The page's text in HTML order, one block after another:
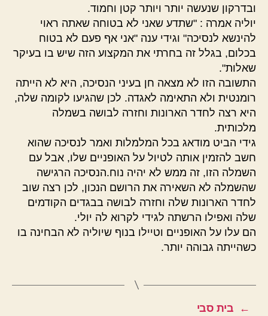
ובדרקון שנעשה יותר ויותר קטן וחמוד.
יוליה אמרה : "שתדע שאני לא בטוחה שאתה ראוי
להינשא לנסיכה" וגידי ענה "אני אף פעם לא בטוח
בכלום, בגלל זה בחרתי את המקצוע הזה שיש בו בעיקר
שאלות".
התשובה הזו לא מצאה חן בעיני הנסיכה, היא לא הייתה
רומנטית ולא התאימה לאגדה. לכן שהגיעו לקומה שלה,
היא רצה לחדר הארונות וחזרה לבושה בשמלה
מלכותית.
גידי הביט מודאג בכל המלמלות ואמר לנסיכה שהוא
חשב להזמין אותה לטיול על האופניים שלו, אבל עם
השמלה הזו, זה ממש לא יהיה נוח.הנסיכה הרגישה
שהשמלה לא השאירה את הרושם הנכון, לכן רצה שוב
לחדר הארונות שלה וחזרה לבושה בבגדים הקודמים
שלה ואפילו הרשתה לגידי לקרוא לה יולי.
הם עלו על האופניים וטיילו בנוף שיוליה לא הבחינה בו
כשהייתה גבוהה יותר.
← בית סבי